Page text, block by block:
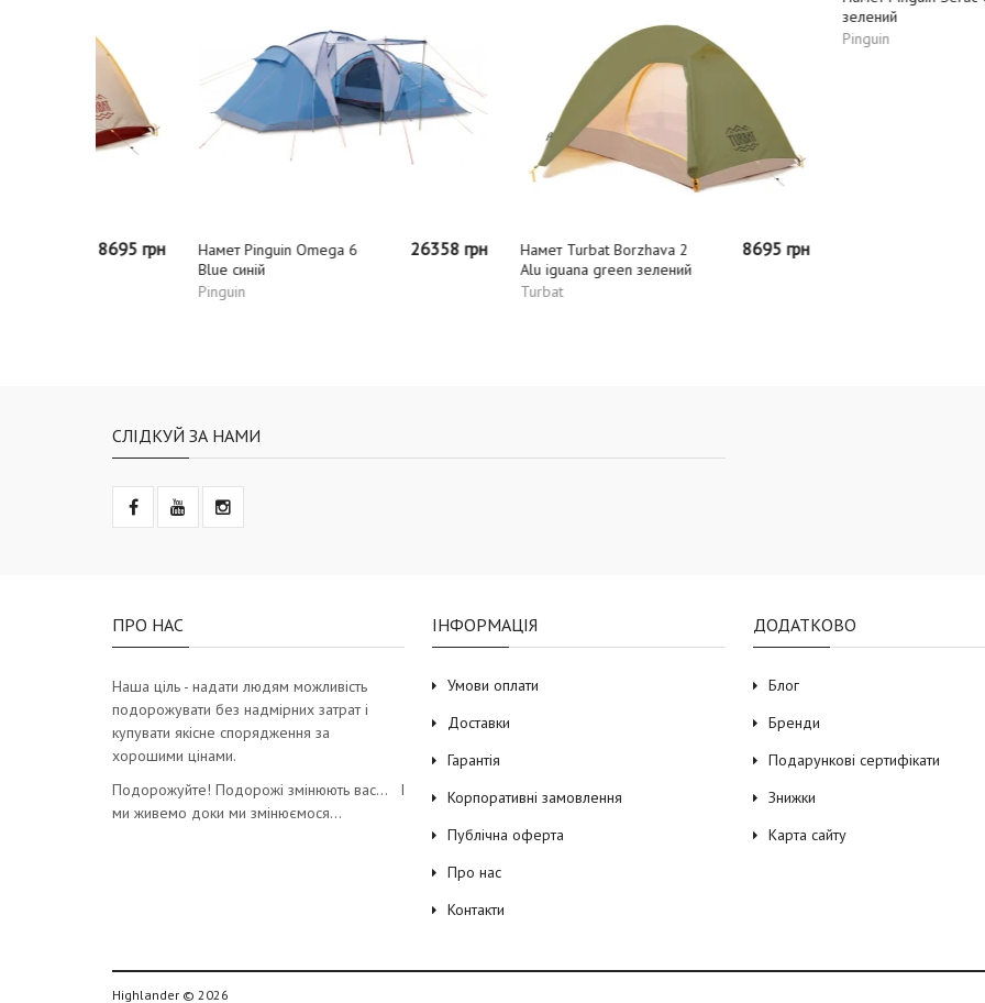
Намет Pinguin Omega 6
26358 грн
Намет Turbat Borzhava 2
Alu iguana green зелений
8695 грн
Намет Pinguin Serac Green
СЛІДКУЙ ЗА НАМИ
ПРО НАС
Наша ціль - надати людям можливість
подорожувати без надмірних затрат і
купувати якісне спорядження за
хорошими цінами.
Подорожуйте! Подорожі змінюють вас… І
ми живемо доки ми змінюємося…
ІНФОРМАЦІЯ
Умови оплати
Доставки
Гарантія
Корпоративні замовлення
Публічна оферта
Про нас
Контакти
ДОДАТКОВО
Блог
Бренди
Подарункові сертифікати
Знижки
Карта сайту
Highlander © 2026